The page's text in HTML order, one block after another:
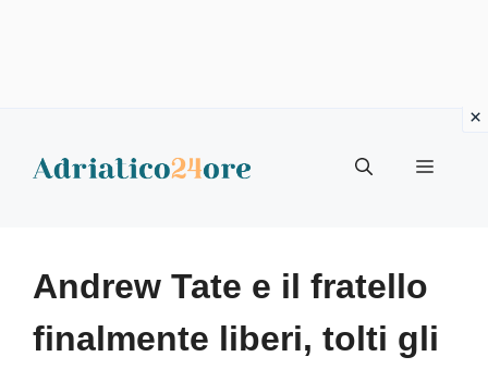
Menu
Andrew Tate e il fratello
finalmente liberi, tolti gli